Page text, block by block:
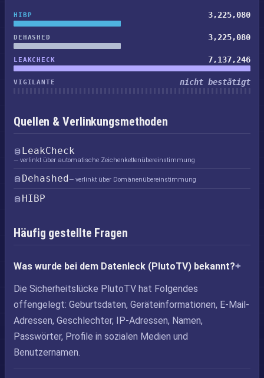
HIBP 3,225,080
DEHASHED 3,225,080
LEAKCHECK 7,137,246
VIGILANTE nicht bestätigt
Quellen & Verlinkungsmethoden
LeakCheck
— verlinkt über automatische Zeichenkettenübereinstimmung
Dehashed— verlinkt über Domänenübereinstimmung
HIBP
Häufig gestellte Fragen
Was wurde bei dem Datenleck (PlutoTV) bekannt?
Die Sicherheitslücke PlutoTV hat Folgendes
offengelegt: Geburtsdaten, Geräteinformationen, E-Mail-
Adressen, Geschlechter, IP-Adressen, Namen,
Passwörter, Profile in sozialen Medien und
Benutzernamen.